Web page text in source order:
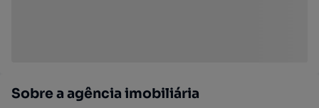
Sobre a agência imobiliária